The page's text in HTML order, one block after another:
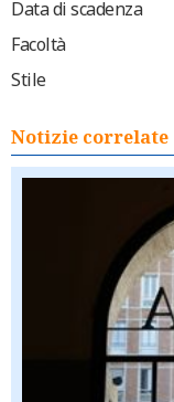
Data di scadenza
Facoltà
Stile
Notizie correlate